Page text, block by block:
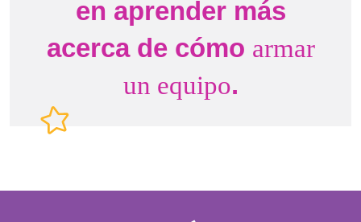
en aprender más
acerca de cómo armar
un equipo.